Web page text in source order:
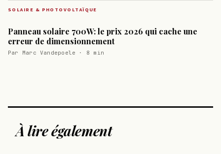
SOLAIRE & PHOTOVOLTAÏQUE
Panneau solaire 700W: le prix 2026 qui cache une
erreur de dimensionnement
Par Marc Vandepoele · 8 min
À lire également